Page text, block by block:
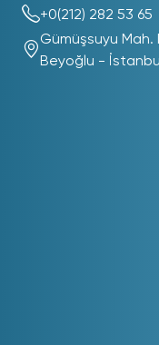
+0(212) 282 53 65
Gümüşsuyu Mah.
Beyoğlu - İstanbul